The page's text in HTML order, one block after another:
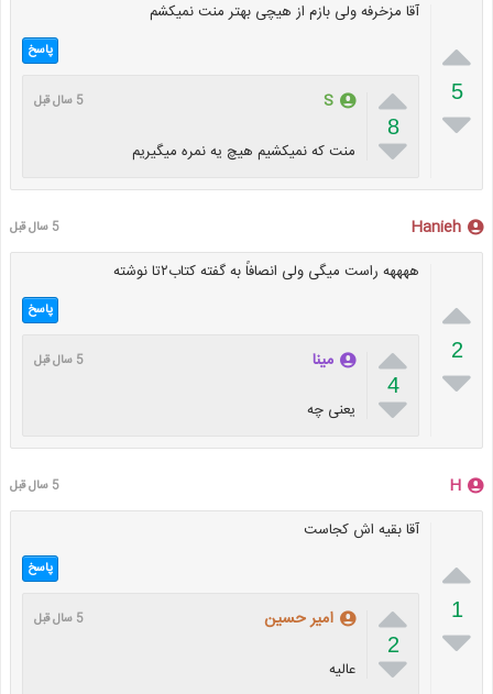

5

آقا مزخرفه ولی بازم از هیچی بهتر منت نمیکشم
پاسخ

8

S 5 سال قبل
منت که نمیکشیم هیچ یه نمره میگیریم
Hanieh 5 سال قبل

2

ههههه راست میگی ولی انصافاً به گفته کتاب۲تا نوشته
پاسخ

4

مینا 5 سال قبل
یعنی چه
H 5 سال قبل

1

آقا بقیه اش کجاست
پاسخ

2

امیر حسین 5 سال قبل
عالیه